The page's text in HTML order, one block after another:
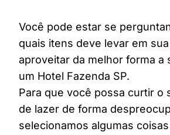
Você pode estar se
quais itens deve levar em
aproveitar da melhor forma a
um Hotel Fazenda SP.
Para que você possa curtir o
de lazer de forma
selecionamos algumas coisas